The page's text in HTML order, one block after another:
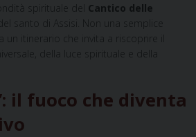
spirituale del Cantico delle
santo di Assisi. Non una semplice
un itinerario che invita a riscoprire il
della luce spirituale e della
il fuoco che diventa